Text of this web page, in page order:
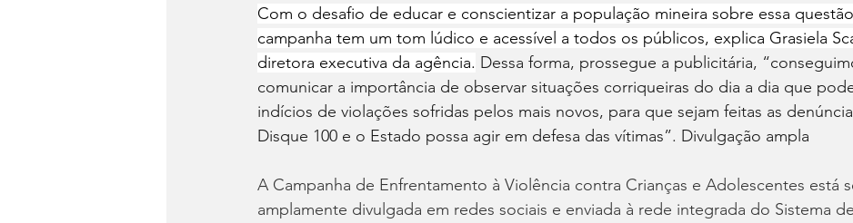
Com o desafio de educar e conscientizar a população mineira sobre essa
campanha tem um tom lúdico e acessível a todos os públicos, explica Grasiela
diretora executiva da agência. Dessa forma, prossegue a publicitária,
comunicar a importância de observar situações corriqueiras do dia a dia que
indícios de violações sofridas pelos mais novos, para que sejam feitas as
Disque 100 e o Estado possa agir em defesa das vítimas”. Divulgação ampla
A Campanha de Enfrentamento à Violência contra Crianças e Adolescentes está
amplamente divulgada em redes sociais e enviada à rede integrada do Sistema